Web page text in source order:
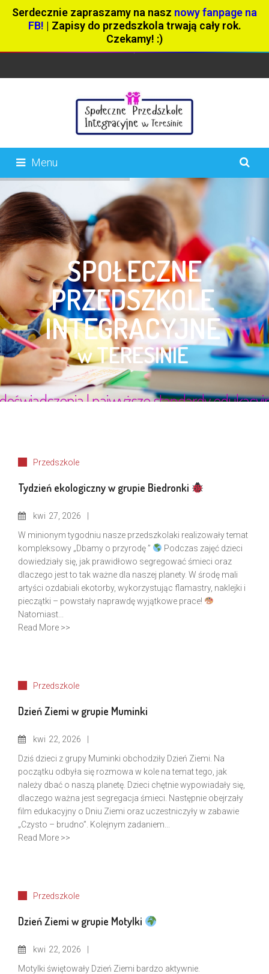
Serdecznie zapraszamy na nasz nowy fanpage na
FB! | Zapisy do przedszkola trwają cały rok.
Czekamy! :)
Menu
Przedszkole
Tydzień ekologiczny w grupie Biedronki
kwi 27, 2026
W minionym tygodniu nasze przedszkolaki realizowały temat
kompleksowy „Dbamy o przyrodę ”
Podczas zajęć dzieci
dowiedziały się, jak prawidłowo segregować śmieci oraz
dlaczego jest to tak ważne dla naszej planety. W środę mali
artyści ozdabiali ekotorby, wykorzystując flamastry, naklejki i
pieczątki – powstały naprawdę wyjątkowe prace!
Natomiast...
Read More >>
Przedszkole
Dzień Ziemi w grupie Muminki
kwi 22, 2026
Dziś dzieci z grupy Muminki obchodziły Dzień Ziemi. Na
początku odbyła się rozmowa w kole na temat tego, jak
należy dbać o naszą planetę. Dzieci chętnie wypowiadały się,
dlaczego ważna jest segregacja śmieci. Następnie obejrzały
film edukacyjny o Dniu Ziemi oraz uczestniczyły w zabawie
„Czysto – brudno”. Kolejnym zadaniem...
Read More >>
Przedszkole
Dzień Ziemi w grupie Motylki
kwi 22, 2026
Motylki świętowały Dzień Ziemi bardzo aktywnie.